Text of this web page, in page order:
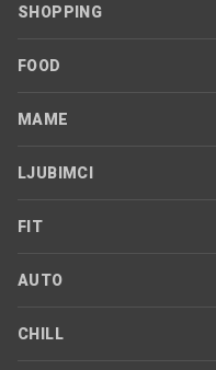
SHOPPING
FOOD
MAME
LJUBIMCI
FIT
AUTO
CHILL